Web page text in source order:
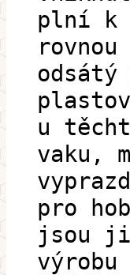
plní k
u
vaku,
pro
jsou
výrobu